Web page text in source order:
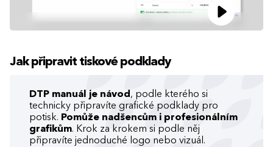
Jak připravit tiskové podklady
DTP manuál je návod , podle kterého si
technicky připravíte grafické podklady pro
potisk. Pomůže nadšencům i profesionálním
grafikům. Krok za krokem si podle něj
připravíte jednoduché logo nebo vizuál.